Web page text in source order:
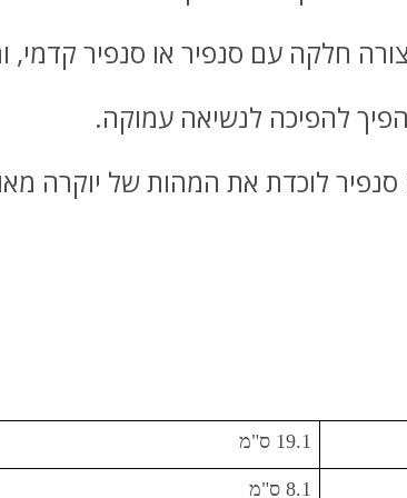
חלקה עם סנפיר או סנפיר
להפיכה לנשיאה עמוקה.
19.1 ס"מ
8.1 ס"מ